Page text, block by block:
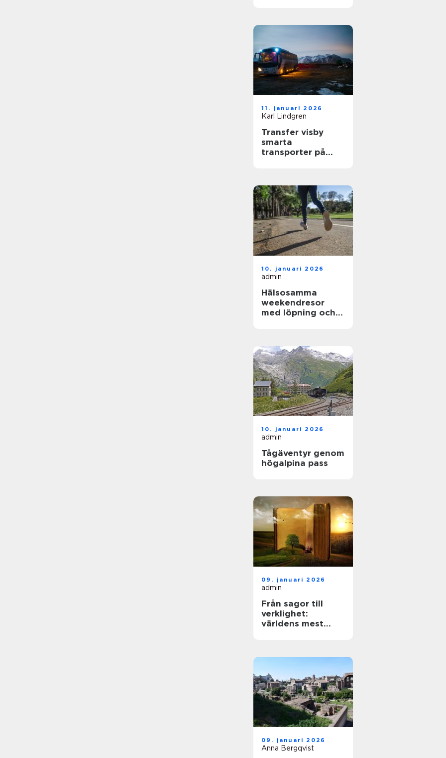
11. januari 2026
Karl Lindgren
Transfer visby
smarta
transporter på
10. januari 2026
admin
Hälsosamma
weekendresor
med löpning och
10. januari 2026
admin
Tågäventyr genom
högalpina pass
09. januari 2026
admin
Från sagor till
verklighet:
världens mest
09. januari 2026
Anna Bergqvist